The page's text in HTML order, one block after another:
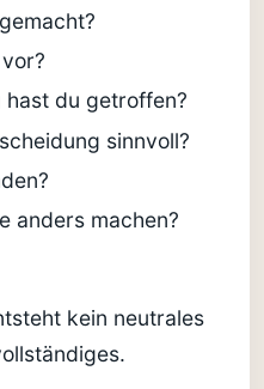
hast du getroffen?
sinnvoll?
anders machen?
kein neutrales